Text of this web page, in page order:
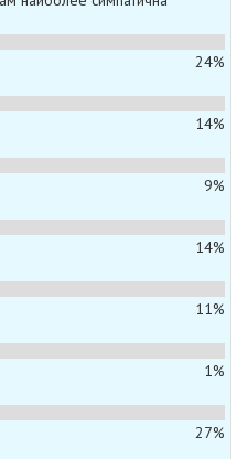
24%
14%
9%
14%
11%
1%
27%